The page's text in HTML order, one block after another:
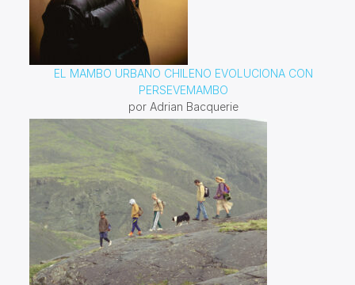
EL MAMBO URBANO CHILENO EVOLUCIONA CON
PERSEVEMAMBO
por Adrian Bacquerie